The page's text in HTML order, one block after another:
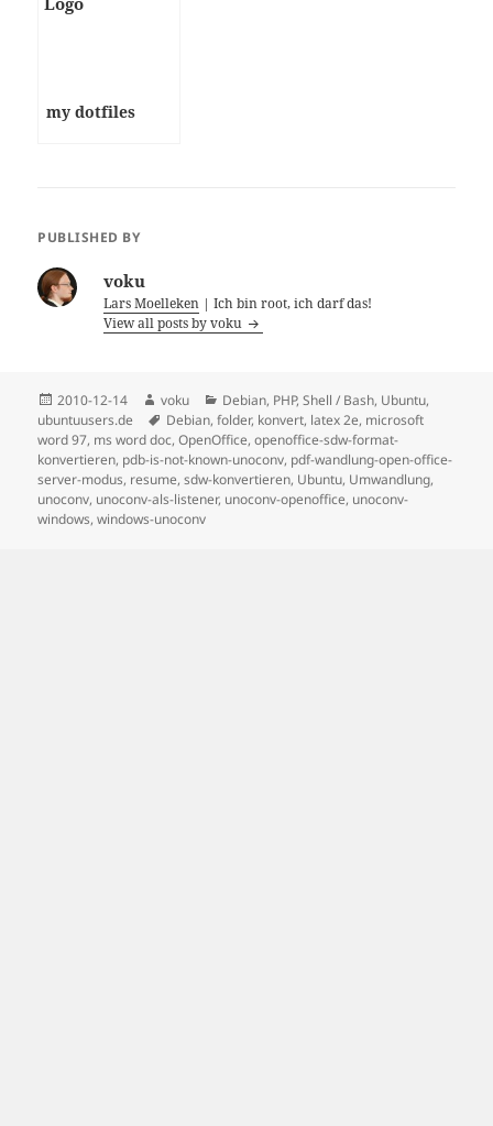
my dotfiles
PUBLISHED BY
voku
Lars Moelleken | Ich bin root, ich darf das!
View all posts by voku
Posted
on
2010-12-14 Author
voku Categories
Debian, PHP,Shell / Bash, Ubuntu,
ubuntuusers.de
Tags
Debian,folder, konvert, latex 2e, microsoft
word 97, ms word doc,OpenOffice,openoffice-sdw-format-
konvertieren, pdb-is-not-known-unoconv, pdf-wandlung-open-office-
server-modus, resume,sdw-konvertieren, Ubuntu, Umwandlung,
unoconv, unoconv-als-listener, unoconv-openoffice, unoconv-
windows,windows-unoconv